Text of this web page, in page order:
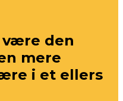
den
mere
i et ellers